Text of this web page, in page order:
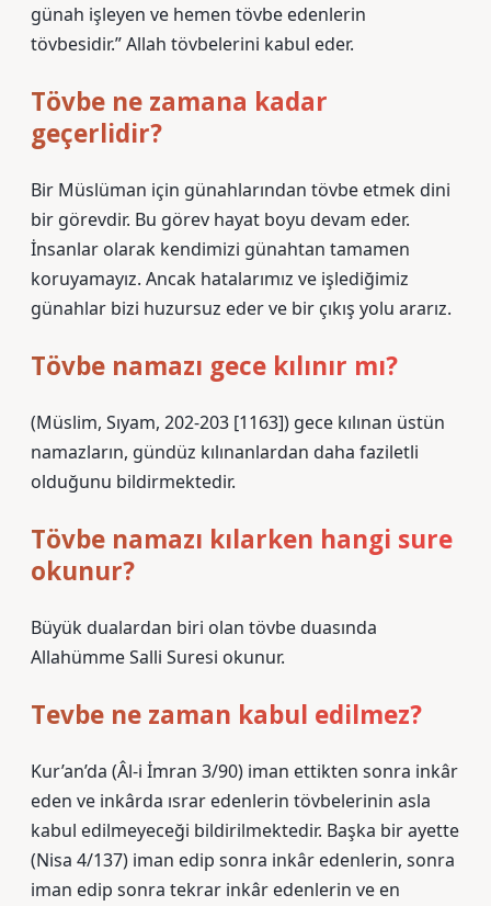
günah işleyen ve hemen tövbe edenlerin
tövbesidir.” Allah tövbelerini kabul eder.
Tövbe ne zamana kadar
geçerlidir?
Bir Müslüman için günahlarından tövbe etmek dini
bir görevdir. Bu görev hayat boyu devam eder.
İnsanlar olarak kendimizi günahtan tamamen
koruyamayız. Ancak hatalarımız ve işlediğimiz
günahlar bizi huzursuz eder ve bir çıkış yolu ararız.
Tövbe namazı gece kılınır mı?
(Müslim, Sıyam, 202-203 [1163]) gece kılınan üstün
namazların, gündüz kılınanlardan daha faziletli
olduğunu bildirmektedir.
Tövbe namazı kılarken hangi sure
okunur?
Büyük dualardan biri olan tövbe duasında
Allahümme Salli Suresi okunur.
Tevbe ne zaman kabul edilmez?
Kur’an’da (Âl-i İmran 3/90) iman ettikten sonra inkâr
eden ve inkârda ısrar edenlerin tövbelerinin asla
kabul edilmeyeceği bildirilmektedir. Başka bir ayette
(Nisa 4/137) iman edip sonra inkâr edenlerin, sonra
iman edip sonra tekrar inkâr edenlerin ve en